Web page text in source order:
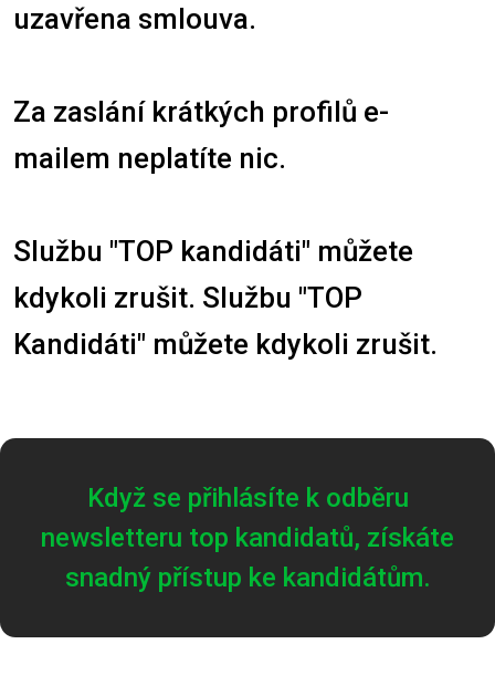
uzavřena smlouva.
Za zaslání krátkých profilů e-
mailem neplatíte nic.
Službu "TOP kandidáti" můžete
kdykoli zrušit. Službu "TOP
Kandidáti" můžete kdykoli zrušit.
Když se přihlásíte k odběru
newsletteru top kandidatů, získáte
snadný přístup ke kandidátům.